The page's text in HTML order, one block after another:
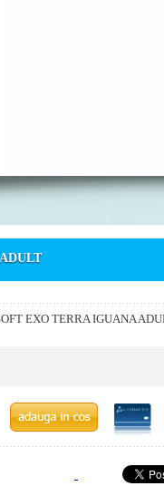
EXO TERRA IGUANA